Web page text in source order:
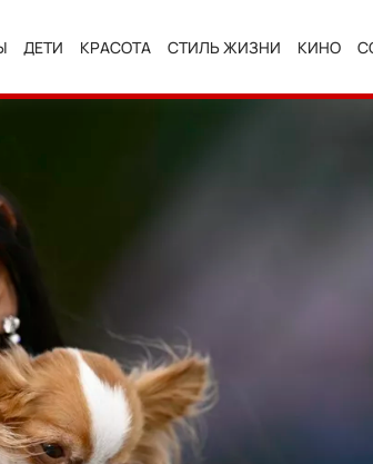
ДЕТИ КРАСОТА СТИЛЬ ЖИЗНИ КИНО